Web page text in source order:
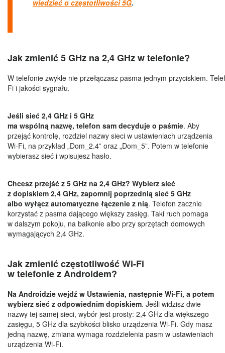
wiedzieć o częstotliwości 5G.
Jak zmienić 5 GHz na 2,4 GHz w telefonie?
W telefonie zwykle nie przełączasz pasma jednym przyciskiem.
Fi i jakości sygnału.
Jeśli sieć 2,4 GHz i 5 GHz
ma wspólną nazwę, telefon sam decyduje o paśmie. Aby
przejąć kontrolę, rozdziel nazwy sieci w ustawieniach urządzenia
Wi-Fi, na przykład „Dom_2.4” oraz „Dom_5”. Potem w telefonie
wybierasz sieć i wpisujesz hasło.
Chcesz przejść z 5 GHz na 2,4 GHz? Wybierz sieć
z dopiskiem 2,4 GHz, zapomnij poprzednią sieć 5 GHz
albo wyłącz automatyczne łączenie z nią. Telefon zacznie
korzystać z pasma dającego większy zasięg. Taki ruch pomaga
w dalszym pokoju, na balkonie albo przy sprzętach domowych
wymagających 2,4 GHz.
Jak zmienić częstotliwość Wi-Fi
w telefonie z Androidem?
Na Androidzie wejdź w Ustawienia, następnie Wi-Fi, a potem
wybierz sieć z odpowiednim dopiskiem. Jeśli widzisz dwie
nazwy tej samej sieci, wybór jest prosty: 2,4 GHz dla większego
zasięgu, 5 GHz dla szybkości blisko urządzenia Wi-Fi. Gdy masz
jedną nazwę, zmiana wymaga rozdzielenia pasm w ustawieniach
urządzenia Wi-Fi.